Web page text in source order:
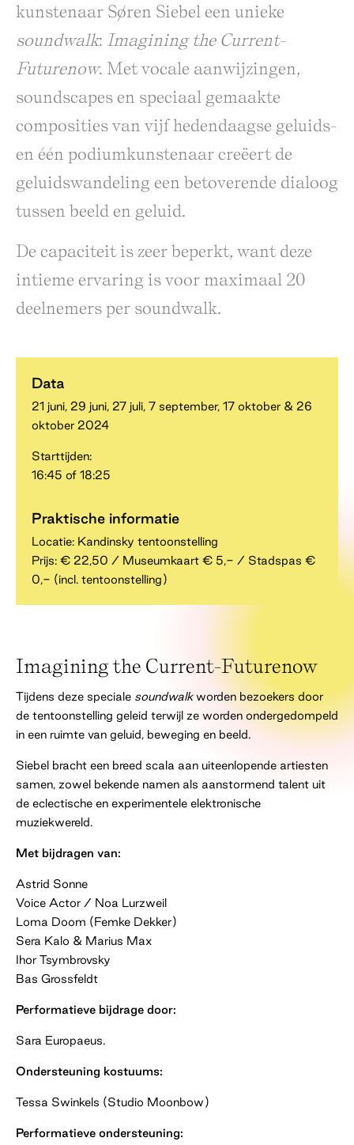
kunstenaar Søren Siebel een unieke
soundwalk: Imagining the Current-
Futurenow. Met vocale aanwijzingen,
soundscapes en speciaal gemaakte
composities van vijf hedendaagse geluids-
en één podiumkunstenaar creëert de
geluidswandeling een betoverende dialoog
tussen beeld en geluid.
De capaciteit is zeer beperkt, want deze
intieme ervaring is voor maximaal 20
deelnemers per soundwalk.
Data
21 juni, 29 juni, 27 juli, 7 september, 17 oktober & 26
oktober 2024
Starttijden:
16:45 of 18:25
Praktische informatie
Locatie: Kandinsky tentoonstelling
Prijs: € 22,50 / Museumkaart € 5,- / Stadspas €
0,- (incl. tentoonstelling)
Imagining the Current-Futurenow
Tijdens deze speciale soundwalkworden bezoekers door
de tentoonstelling geleid terwijl ze worden ondergedompeld
in een ruimte van geluid, beweging en beeld.
Siebel bracht een breed scala aan uiteenlopende artiesten
samen, zowel bekende namen als aanstormend talent uit
de eclectische en experimentele elektronische
muziekwereld.
Met bijdragen van:
Astrid Sonne
Voice Actor / Noa Lurzweil
Loma Doom (Femke Dekker)
Sera Kalo & Marius Max
Ihor Tsymbrovsky
Bas Grossfeldt
Performatieve bijdrage door:
Sara Europaeus.
Ondersteuning kostuums:
Tessa Swinkels (Studio Moonbow)
Performatieve ondersteuning: